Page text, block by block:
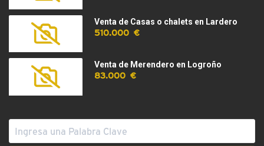
Venta de Casas o chalets en Lardero
510.000 €
Venta de Merendero en Logroño
83.000 €